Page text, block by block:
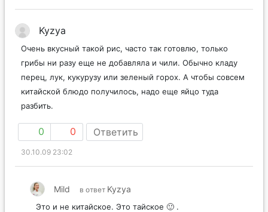
Kyzya
Очень вкусный такой рис, часто так готовлю, только
грибы ни разу еще не добавляла и чили. Обычно кладу
перец, лук, кукурузу или зеленый горох. А чтобы совсем
китайской блюдо получилось, надо еще яйцо туда
разбить.
0 0 Ответить
30.10.09 23:02
Mild в ответ Kyzya
Это и не китайское. Это тайское 🙂 .